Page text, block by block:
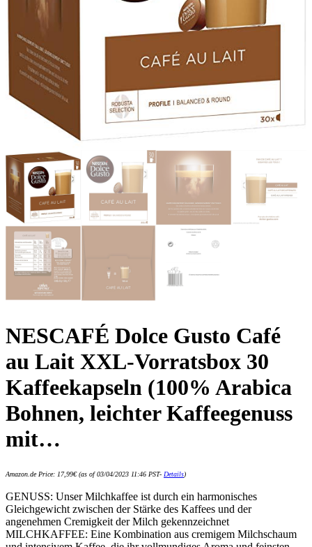
NESCAFÉ Dolce Gusto Café
au Lait XXL-Vorratsbox 30
Kaffeekapseln (100% Arabica
Bohnen, leichter Kaffeegenuss
mit…
Amazon.de Price: 17,99€(as of 03/04/2023 11:46 PST- Details)
GENUSS: Unser Milchkaffee ist durch ein harmonisches
Gleichgewicht zwischen der Stärke des Kaffees und der
angenehmen Cremigkeit der Milch gekennzeichnet
MILCHKAFFEE: Eine Kombination aus cremigem Milchschaum